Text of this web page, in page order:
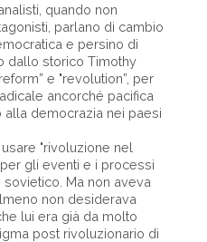
quando non
parlano di cambio
e persino di
dallo storico Timothy
e "revolution”, per
ancorché pacifica
democrazia nei paesi
"rivoluzione nel
gli eventi e i processi
Ma non aveva
non desiderava
lui era già da molto
post rivoluzionario di